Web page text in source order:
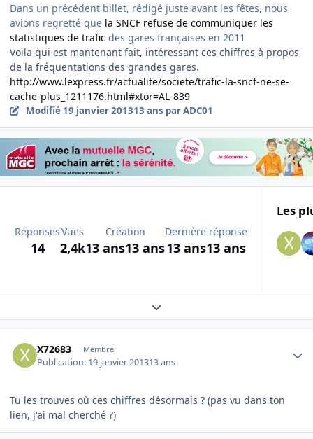
Dans un précédent billet, rédigé juste avant les fêtes, nous
avions regretté que la SNCF refuse de communiquer les
statistiques de trafic des gares françaises en 2011
Voila qui est mantenant fait, intéressant ces chiffres à propos
de la fréquentations des grandes gares.
http://www.lexpress.fr/actualite/societe/trafic-la-sncf-ne-se-
cache-plus_1211176.html#xtor=AL-839
Modifié 19 janvier 201313 ans par ADC01
Réponses
14
Vues
2,4k
Création
13 ans13 ans
Dernière réponse
13 ans13 ans
Les
Expand topic overview
X72683 Membre
Publication: 19 janvier 201313 ans
Tu les trouves où ces chiffres désormais ? (pas vu dans ton
lien, j'ai mal cherché ?)